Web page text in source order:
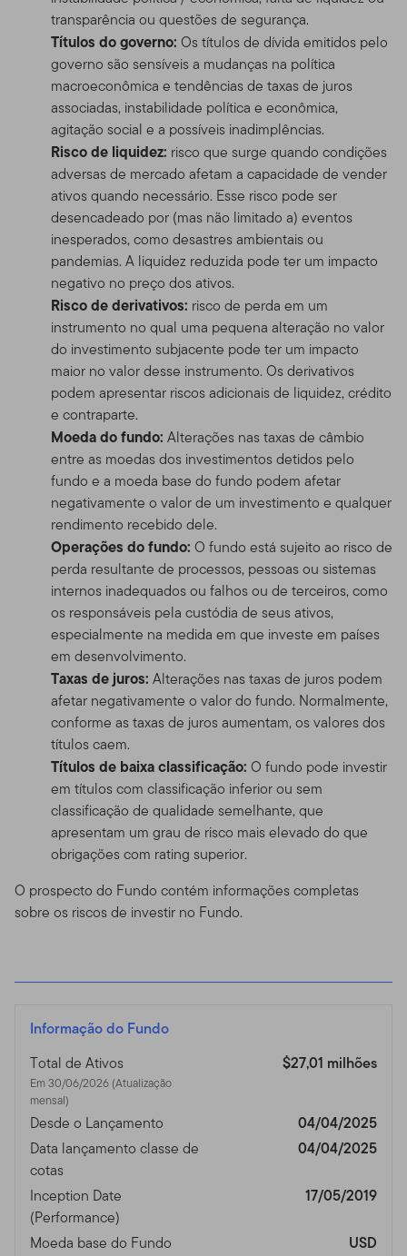
transparência ou questões de segurança.
Títulos do governo: Os títulos de dívida emitidos pelo
governo são sensíveis a mudanças na política
macroeconômica e tendências de taxas de juros
associadas, instabilidade política e econômica,
agitação social e a possíveis inadimplências.
Risco de liquidez: risco que surge quando condições
adversas de mercado afetam a capacidade de vender
ativos quando necessário. Esse risco pode ser
desencadeado por (mas não limitado a) eventos
inesperados, como desastres ambientais ou
pandemias. A liquidez reduzida pode ter um impacto
negativo no preço dos ativos.
Risco de derivativos: risco de perda em um
instrumento no qual uma pequena alteração no valor
do investimento subjacente pode ter um impacto
maior no valor desse instrumento. Os derivativos
podem apresentar riscos adicionais de liquidez, crédito
e contraparte.
Moeda do fundo: Alterações nas taxas de câmbio
entre as moedas dos investimentos detidos pelo
fundo e a moeda base do fundo podem afetar
negativamente o valor de um investimento e qualquer
rendimento recebido dele.
Operações do fundo: O fundo está sujeito ao risco de
perda resultante de processos, pessoas ou sistemas
internos inadequados ou falhos ou de terceiros, como
os responsáveis pela custódia de seus ativos,
especialmente na medida em que investe em países
em desenvolvimento.
Taxas de juros: Alterações nas taxas de juros podem
afetar negativamente o valor do fundo. Normalmente,
conforme as taxas de juros aumentam, os valores dos
títulos caem.
Títulos de baixa classificação: O fundo pode investir
em títulos com classificação inferior ou sem
classificação de qualidade semelhante, que
apresentam um grau de risco mais elevado do que
obrigações com rating superior.
O prospecto do Fundo contém informações completas
sobre os riscos de investir no Fundo.
Informação do Fundo
Total de Ativos
Em 30/06/2026 (Atualização
mensal)
$27,01 milhões
Desde o Lançamento
04/04/2025
Data lançamento classe de
cotas
04/04/2025
Inception Date
(Performance)
17/05/2019
Moeda base do Fundo
USD